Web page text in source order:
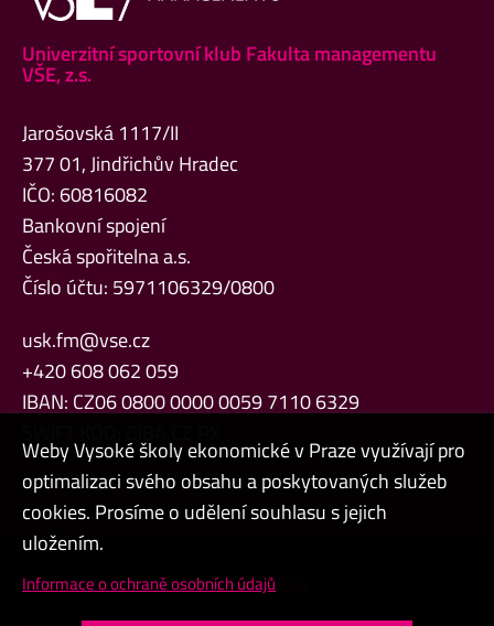
Univerzitní sportovní klub Fakulta managementu
VŠE, z.s.
Jarošovská 1117/II
377 01, Jindřichův Hradec
IČO: 60816082
Bankovní spojení
Česká spořitelna a.s.
Číslo účtu: 5971106329/0800
usk.fm@vse.cz
+420 608 062 059
IBAN: CZ06 0800 0000 0059 7110 6329
Cookies a ochrana osobních údajů
Weby Vysoké školy ekonomické v Praze využívají pro
optimalizaci svého obsahu a poskytovaných služeb
cookies. Prosíme o udělení souhlasu s jejich
uložením.
Informace o ochraně osobních údajů